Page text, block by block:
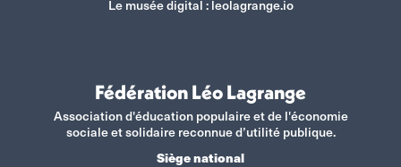
Le musée digital :leolagrange.io
Fédération Léo Lagrange
Association d'éducation populaire et de l'économie
sociale et solidaire reconnue d’utilité publique.
Siège national